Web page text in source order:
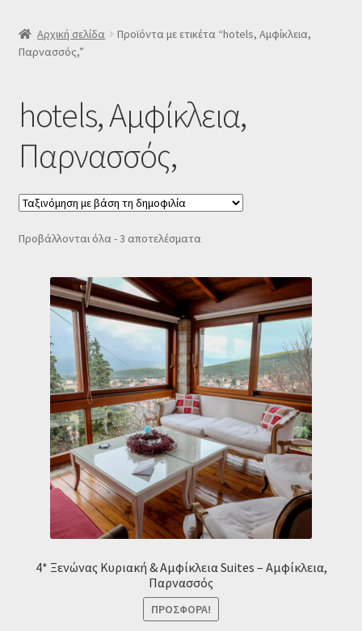
SLIDER
Δελτίο νέων
Επιβεβαίωση εγγραφής στο Newsletter του Dealistas.gr
Επικοινωνία
Καλάθι
Κατάστημα
Ο λογαριασμός μου
Ταμείο
HOME
Αρχική σελίδα
Προϊόντα με ετικέτα “hotels, Αμφίκλεια,
Παρνασσός,”
hotels, Αμφίκλεια,
Παρνασσός,
Προβάλλονται όλα - 3 αποτελέσματαSorted
4* Ξενώνας Κυριακή & Αμφίκλεια Suites – Αμφίκλεια,
Παρνασσός
ΠΡΟΣΦΟΡΆ!